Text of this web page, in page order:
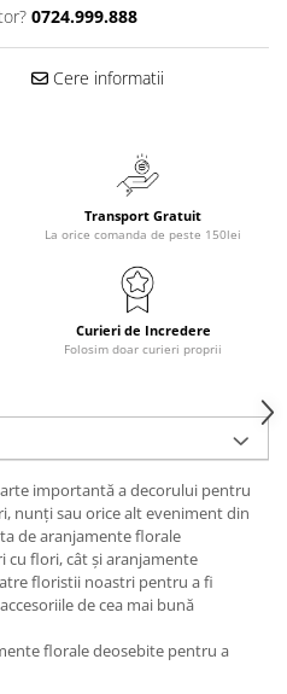
0724.999.888
Cere informatii
Transport Gratuit
La orice comanda de peste 150lei
Curieri de Incredere
Folosim doar curieri proprii
importantă a decorului pentru
nunți sau orice alt eveniment din
de aranjamente florale
cu flori, cât și aranjamente
floristii noastri pentru a fi
de cea mai bună
florale deosebite pentru a